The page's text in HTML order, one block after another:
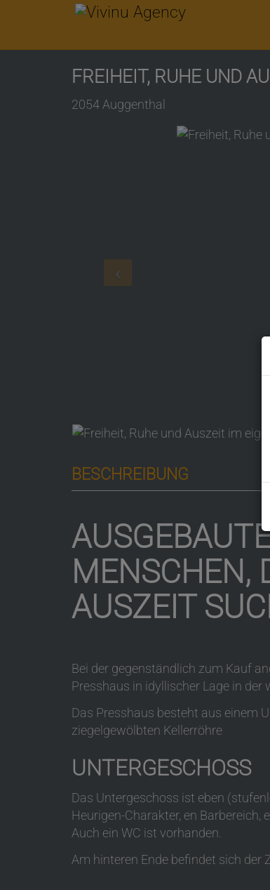
FREIHEIT, RUHE UND
2054 Auggenthal
BESCHREIBUNG
MENSCHEN,
AUSZEIT
Bei der gegenständlich zum Kauf
Presshaus in idyllischer Lage in
Das Presshaus besteht aus einem
ziegelgewölbten Kellerröhre
UNTERGESCHOSS
Das Untergeschoss ist eben
Heurigen-Charakter, en Barbereich,
Auch ein WC ist vorhanden.
Am hinteren Ende befindet sich der